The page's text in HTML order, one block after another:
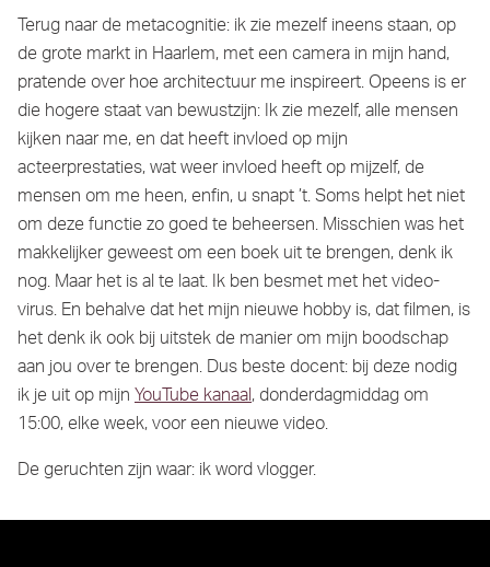
Terug naar de metacognitie: ik zie mezelf ineens staan, op
de grote markt in Haarlem, met een camera in mijn hand,
pratende over hoe architectuur me inspireert. Opeens is er
die hogere staat van bewustzijn: Ik zie mezelf, alle mensen
kijken naar me, en dat heeft invloed op mijn
acteerprestaties, wat weer invloed heeft op mijzelf, de
mensen om me heen, enfin, u snapt ’t. Soms helpt het niet
om deze functie zo goed te beheersen. Misschien was het
makkelijker geweest om een boek uit te brengen, denk ik
nog. Maar het is al te laat. Ik ben besmet met het video-
virus. En behalve dat het mijn nieuwe hobby is, dat filmen, is
het denk ik ook bij uitstek de manier om mijn boodschap
aan jou over te brengen. Dus beste docent: bij deze nodig
ik je uit op mijnYouTube kanaal, donderdagmiddag om
15:00, elke week, voor een nieuwe video.
De geruchten zijn waar: ik word vlogger.